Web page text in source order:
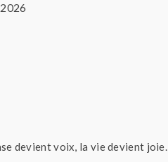
devient voix, la vie devient joie.